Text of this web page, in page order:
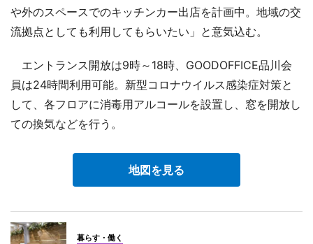
や外のスペースでのキッチンカー出店を計画中。地域の交
流拠点としても利用してもらいたい」と意気込む。
エントランス開放は9時～18時、GOODOFFICE品川会
員は24時間利用可能。新型コロナウイルス感染症対策と
して、各フロアに消毒用アルコールを設置し、窓を開放し
ての換気などを行う。
地図を見る
暮らす・働く